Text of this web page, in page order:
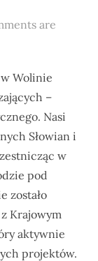
are
Wolinie
–
Nasi
Słowian i
w
pod
zostało
Krajowym
aktywnie
projektów.